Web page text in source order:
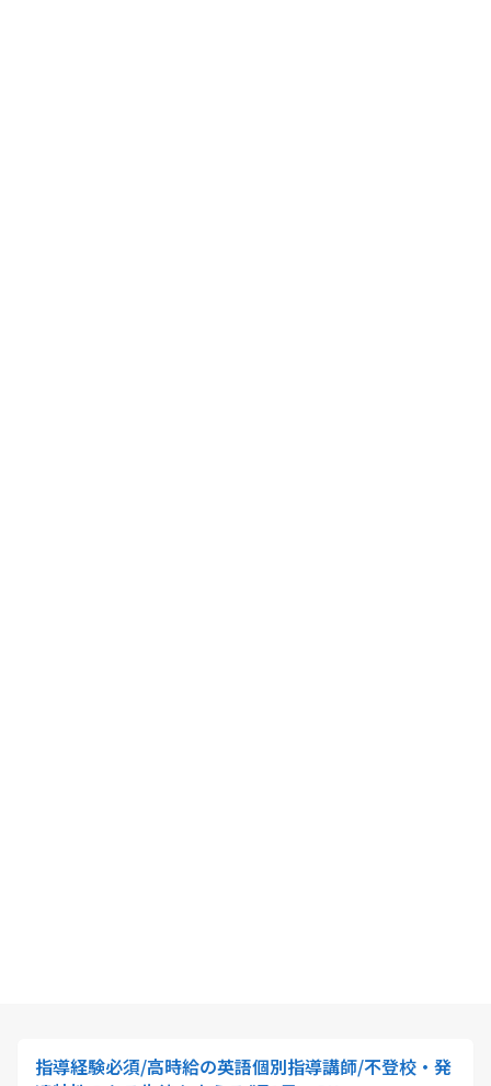
指導経験必須/高時給の英語個別指導講師/不登校・発